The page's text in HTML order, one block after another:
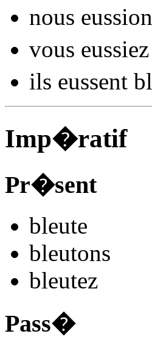
nous
vous
ils eussent
Imp�ratif
Pr�sent
bleute
bleutons
bleutez
Pass�